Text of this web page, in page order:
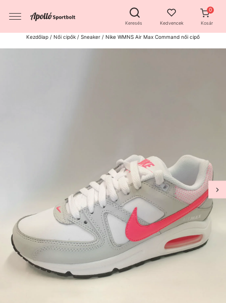
Keresés Kedvencek Kosár
Kezdőlap / Női cipők / Sneaker / Nike WMNS Air Max Command női cipő